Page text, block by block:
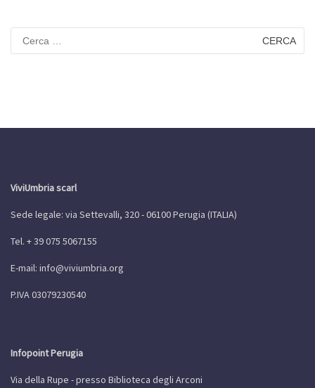
per:
ViviUmbria scarl
Sede legale: via Settevalli, 320 - 06100 Perugia (ITALIA)
Tel. + 39 075 5067155
E-mail: info@viviumbria.org
P.IVA 03079230540
Infopoint Perugia
Via della Rupe - presso Biblioteca degli Arconi